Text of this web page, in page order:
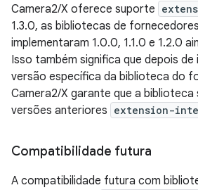
Camera2/X oferece suporte
1.3.0, as bibliotecas de
implementaram 1.0.0, 1.1.0 e 1.2.0
Isso também significa que depois de
versão específica da biblioteca do
Camera2/X garante que a
versões anteriores extension-
Compatibilidade futura
A compatibilidade futura com